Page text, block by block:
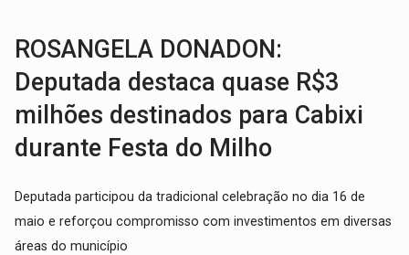
ROSANGELA DONADON:
Deputada destaca quase R$3
milhões destinados para Cabixi
durante Festa do Milho
Deputada participou da tradicional celebração no dia 16 de
maio e reforçou compromisso com investimentos em diversas
áreas do município